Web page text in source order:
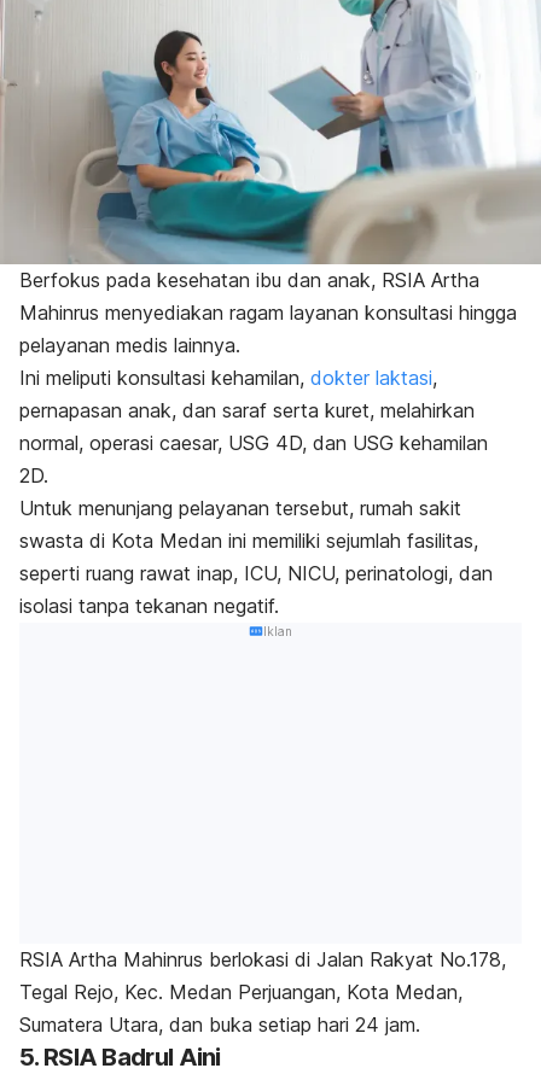
Berfokus pada kesehatan ibu dan anak, RSIA Artha
Mahinrus menyediakan ragam layanan konsultasi hingga
pelayanan medis lainnya.
Ini meliputi konsultasi kehamilan, dokter laktasi,
pernapasan anak, dan saraf serta kuret, melahirkan
normal, operasi caesar, USG 4D, dan USG kehamilan
2D.
Untuk menunjang pelayanan tersebut, rumah sakit
swasta di Kota Medan ini memiliki sejumlah fasilitas,
seperti ruang rawat inap, ICU, NICU, perinatologi, dan
isolasi tanpa tekanan negatif.
Iklan
RSIA Artha Mahinrus berlokasi di Jalan Rakyat No.178,
Tegal Rejo, Kec. Medan Perjuangan, Kota Medan,
Sumatera Utara, dan buka setiap hari 24 jam.
5. RSIA Badrul Aini